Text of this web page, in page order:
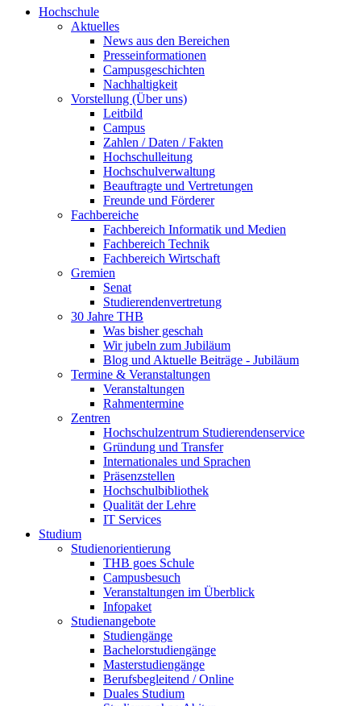
Hochschule
Aktuelles
News aus den Bereichen
Presseinformationen
Campusgeschichten
Nachhaltigkeit
Vorstellung (Über uns)
Leitbild
Campus
Zahlen / Daten / Fakten
Hochschulleitung
Hochschulverwaltung
Beauftragte und Vertretungen
Freunde und Förderer
Fachbereiche
Fachbereich Informatik und Medien
Fachbereich Technik
Fachbereich Wirtschaft
Gremien
Senat
Studierendenvertretung
30 Jahre THB
Was bisher geschah
Wir jubeln zum Jubiläum
Blog und Aktuelle Beiträge - Jubiläum
Termine & Veranstaltungen
Veranstaltungen
Rahmentermine
Zentren
Hochschulzentrum Studierendenservice
Gründung und Transfer
Internationales und Sprachen
Präsenzstellen
Hochschulbibliothek
Qualität der Lehre
IT Services
Studium
Studienorientierung
THB goes Schule
Campusbesuch
Veranstaltungen im Überblick
Infopaket
Studienangebote
Studiengänge
Bachelorstudiengänge
Masterstudiengänge
Berufsbegleitend / Online
Duales Studium